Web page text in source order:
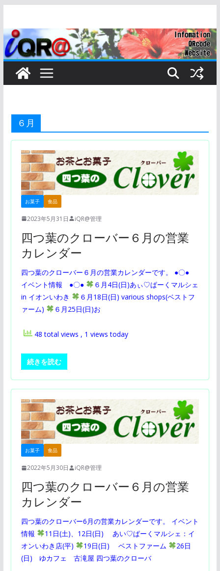
テ
ン
６月
お菓子 食品
2023年5月31日 iQR@管理
四つ葉のクローバー６月の営業
カレンダー
四つ葉のクローバー６月の営業カレンダーです。 ●〇●
イベント情報 ●〇●
６月4日(日)あぃ♡ぱーくマルシェ
in イオンいわき
６月18日(日) various shops(ベストフ
ァーム)
６月25日(日)お
48 total views , 1 views today
続きを読む
お菓子 食品
2022年5月30日 iQR@管理
四つ葉のクローバー６月の営業
カレンダー
四つ葉のクローバー6月の営業カレンダーです。 イベント
情報
11日(土)、12日(日) あい♡ぱーくマルシェ：イ
オンいわき店(平)
19日(日) ベストファーム
26日
(日) ゆカフェ 古滝屋 四つ葉のクローバ